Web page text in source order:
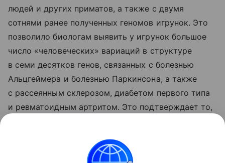
людей и других приматов, а также с двумя
сотнями ранее полученных геномов игрунок. Это
позволило биологам выявить у игрунок большое
число «человеческих» вариаций в структуре
в семи десятков генов, связанных с болезнью
Альцгеймера и болезнью Паркинсона, а также
с рассеянным склерозом, диабетом первого типа
и ревматоидным артритом. Это подтверждает то,
заболеваний, подытожили ученые.